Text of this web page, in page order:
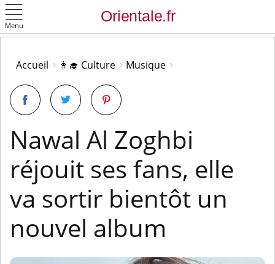
Menu
Accueil 👩‍🎓 Culture Musique
Nawal Al Zoghbi
réjouit ses fans, elle
va sortir bientôt un
nouvel album